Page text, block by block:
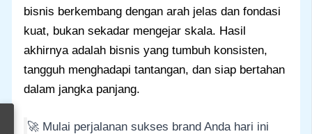
bisnis berkembang dengan arah jelas dan fondasi
kuat, bukan sekadar mengejar skala. Hasil
akhirnya adalah bisnis yang tumbuh konsisten,
tangguh menghadapi tantangan, dan siap bertahan
dalam jangka panjang.
🚀 Mulai perjalanan sukses brand Anda hari ini